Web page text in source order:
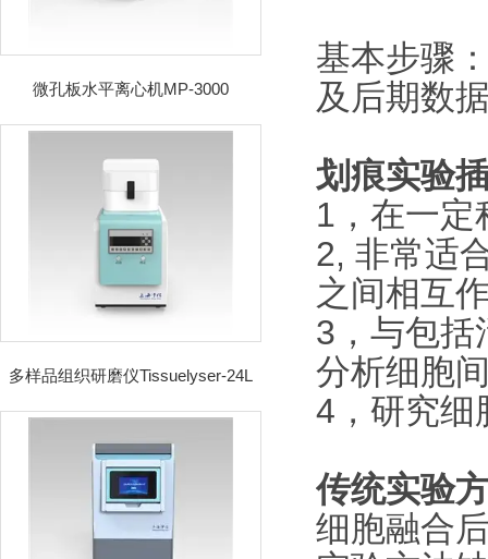
微孔板水平离心机MP-3000
多样品组织研磨仪Tissuelyser-24L
基本步骤
及后期数
划痕实验
1，在一定
2, 非常适
之间相互
3，与包括
分析细胞
4，研究细
传统实验
细胞融合